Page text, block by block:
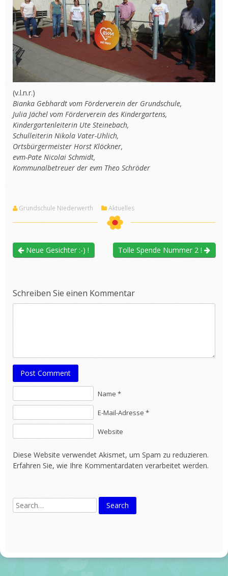
(v.l.n.r.)
Bianka Gebhardt vom Förderverein der Grundschule,
Julia Jächel vom Förderverein des Kindergartens,
Kindergartenleiterin Ute Steinebach,
Schulleiterin Nikola Vater-Uhlich,
Ortsbürgermeister Horst Klöckner,
evm-Pate Nicolai Schmidt,
Kommunalbetreuer der evm Theo Schröder
Grundschule Niederwerth Aktuelles
Neue Gesichter :-) ! Tolle Spende Nummer 2 !
Schreiben Sie einen Kommentar
Post Comment
Name *
E-Mail-Adresse *
Website
Diese Website verwendet Akismet, um Spam zu reduzieren.
Erfahren Sie, wie Ihre Kommentardaten verarbeitet werden.